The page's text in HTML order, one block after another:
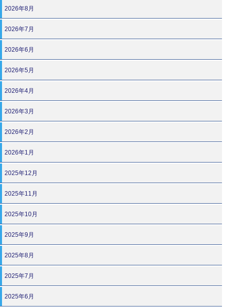
2026年8月
2026年7月
2026年6月
2026年5月
2026年4月
2026年3月
2026年2月
2026年1月
2025年12月
2025年11月
2025年10月
2025年9月
2025年8月
2025年7月
2025年6月